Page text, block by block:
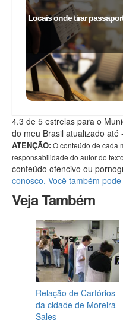
Locais onde tirar
4.3 de 5 estrelas para o
do meu Brasil atualizado até
ATENÇÃO:O conteúdo de cada
responsabilidade do autor do
conteúdo ofencivo ou
conosco. Você também
Veja Também
Relação de Cartórios
da cidade de Moreira
Sales